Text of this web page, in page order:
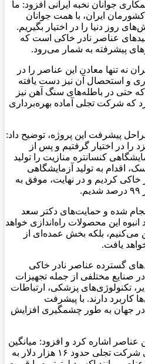
جوانان نخبه ایرانی افزود: ما
کشورمان ایران، با همت جوانان
روز دنیا را در اختیار بگیریم.
عناصر نادر خاکی است که
پیشرفته به شمار می‌رود.
نه تنها معادن این عناصر را در
و استحصال آن نیز دست یافته
حتی در باطله‌های سنگ آهن نیز
که شرکت تجلی آماده بهره‌برداری
پیشرفت این پروژه، توضیح داد:
را در اختیار گرفتیم و پس از
کنسانتره منازیت را تولید
اقدام به تولید آزمایشگاهی
خاکی کردیم و در نهایت، موفق به
شده و حمایت‌های دکتر سعد
این محصولات راه‌اندازی خواهد
می‌کنیم، بلکه بخش عمده‌ای از
یافت.
گسترده عناصر نادر خاکی
صنایع مختلفی از جمله تجهیزات
تکنولوژی‌های پزشکی، ارتباطات
کاربرد دارند. با پیشرفت
جهان به طور چشمگیری افزایش
اشاره کرد و افزود: میانگین
قیمت جهانی اکسیدهای تولیدی شرکت تجلی حدود ۱۶ هزار دلار به